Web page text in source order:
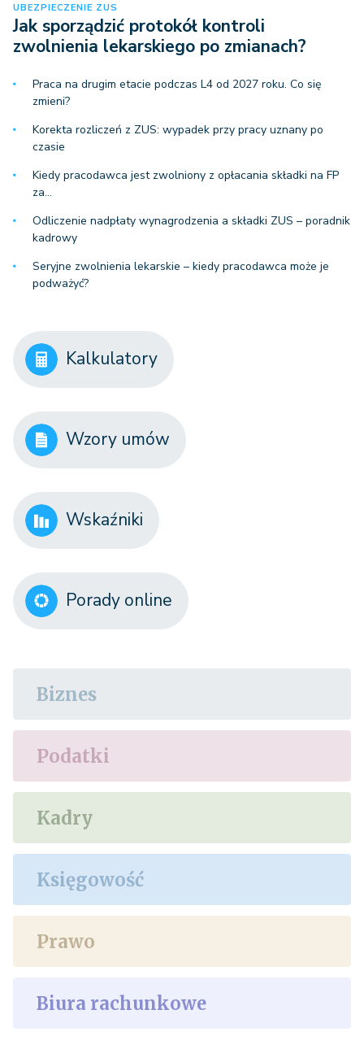
UBEZPIECZENIE ZUS
Jak sporządzić protokół kontroli
zwolnienia lekarskiego po zmianach?
Praca na drugim etacie podczas L4 od 2027 roku. Co się
zmieni?
Korekta rozliczeń z ZUS: wypadek przy pracy uznany po
czasie
Kiedy pracodawca jest zwolniony z opłacania składki na FP
za…
Odliczenie nadpłaty wynagrodzenia a składki ZUS – poradnik
kadrowy
Seryjne zwolnienia lekarskie – kiedy pracodawca może je
podważyć?
Kalkulatory
Wzory umów
Wskaźniki
Porady online
Biznes
Podatki
Kadry
Księgowość
Prawo
Biura rachunkowe